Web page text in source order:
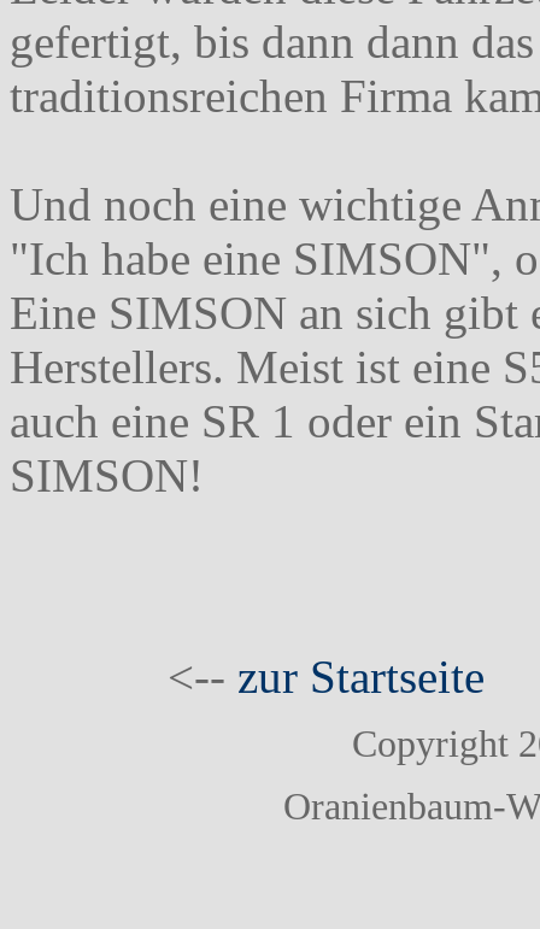
gefertigt, bis dann dann
traditionsreichen Firma
Und noch eine wichtige
"Ich habe eine SIMSON",
Eine SIMSON an sich gibt
Herstellers. Meist ist eine
auch eine SR 1 oder ein
SIMSON!
<-- zur Startseite
Copyright
Oranienbaum-